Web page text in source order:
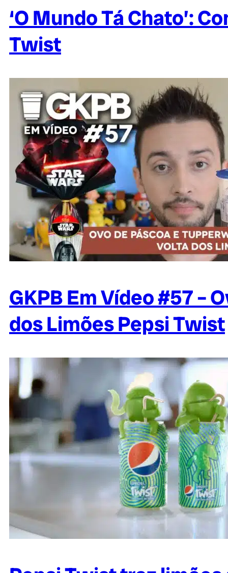
‘O Mundo Tá Chato’:
Twist
GKPB Em Vídeo #57 –
dos Limões Pepsi Twist